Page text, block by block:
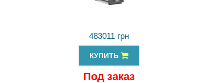
483011 грн
КУПИТЬ
Под заказ